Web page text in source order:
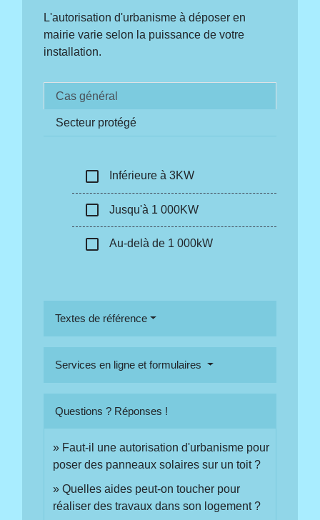
L'autorisation d'urbanisme à déposer en
mairie varie selon la puissance de votre
installation.
Cas général
Secteur protégé
check_box_outline_blank Inférieure à 3KW
check_box_outline_blank Jusqu'à 1 000KW
check_box_outline_blank Au-delà de 1 000kW
Textes de référence
Services en ligne et formulaires
Questions ? Réponses !
Faut-il une autorisation d'urbanisme pour
poser des panneaux solaires sur un toit ?
Quelles aides peut-on toucher pour
réaliser des travaux dans son logement ?